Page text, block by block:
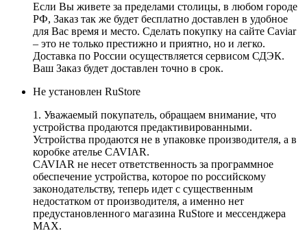
Если Вы живете за пределами столицы, в любом городе
РФ, Заказ так же будет бесплатно доставлен в удобное
для Вас время и место. Сделать покупку на сайте Caviar
– это не только престижно и приятно, но и легко.
Доставка по России осуществляется сервисом СДЭК.
Ваш Заказ будет доставлен точно в срок.
Не установлен RuStore
1. Уважаемый покупатель, обращаем внимание, что
устройства продаются предактивированными.
Устройства продаются не в упаковке производителя, а в
коробке ателье CAVIAR.
CAVIAR не несет ответственность за программное
обеспечение устройства, которое по российскому
законодательству, теперь идет с существенным
недостатком от производителя, а именно нет
предустановленного магазина RuStore и мессенджера
MAX.